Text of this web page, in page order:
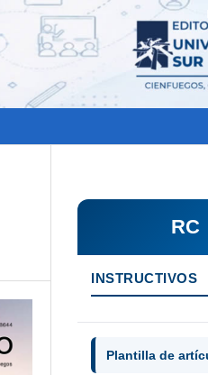
RC
INSTRUCTIVOS
Plantilla de